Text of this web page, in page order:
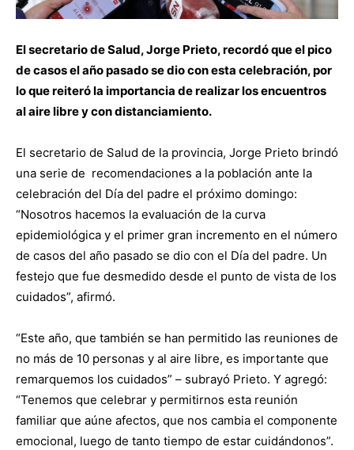
El secretario de Salud, Jorge Prieto, recordó que el pico
de casos el año pasado se dio con esta celebración, por
lo que reiteró la importancia de realizar los encuentros
al aire libre y con distanciamiento.
El secretario de Salud de la provincia, Jorge Prieto brindó
una serie de recomendaciones a la población ante la
celebración del Día del padre el próximo domingo:
“Nosotros hacemos la evaluación de la curva
epidemiológica y el primer gran incremento en el número
de casos del año pasado se dio con el Día del padre. Un
festejo que fue desmedido desde el punto de vista de los
cuidados”, afirmó.
“Este año, que también se han permitido las reuniones de
no más de 10 personas y al aire libre, es importante que
remarquemos los cuidados” – subrayó Prieto. Y agregó:
“Tenemos que celebrar y permitirnos esta reunión
familiar que aúne afectos, que nos cambia el componente
emocional, luego de tanto tiempo de estar cuidándonos”.